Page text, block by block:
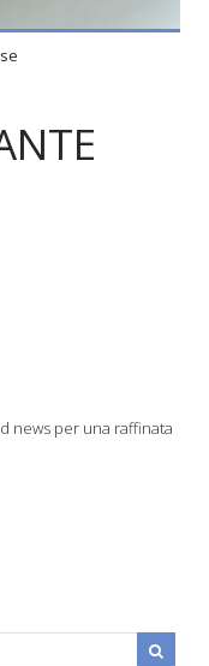
news per una raffinata